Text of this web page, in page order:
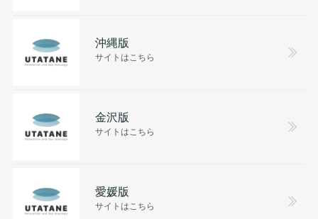
沖縄版
サイトはこちら
金沢版
サイトはこちら
愛媛版
サイトはこちら